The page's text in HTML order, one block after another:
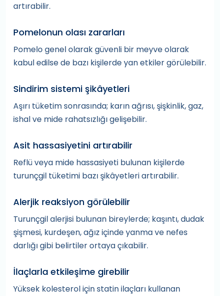
artırabilir.
Pomelonun olası zararları
Pomelo genel olarak güvenli bir meyve olarak
kabul edilse de bazı kişilerde yan etkiler görülebilir.
Sindirim sistemi şikâyetleri
Aşırı tüketim sonrasında; karın ağrısı, şişkinlik, gaz,
ishal ve mide rahatsızlığı gelişebilir.
Asit hassasiyetini artırabilir
Reflü veya mide hassasiyeti bulunan kişilerde
turunçgil tüketimi bazı şikâyetleri artırabilir.
Alerjik reaksiyon görülebilir
Turunçgil alerjisi bulunan bireylerde; kaşıntı, dudak
şişmesi, kurdeşen, ağız içinde yanma ve nefes
darlığı gibi belirtiler ortaya çıkabilir.
İlaçlarla etkileşime girebilir
Yüksek kolesterol için statin ilaçları kullanan